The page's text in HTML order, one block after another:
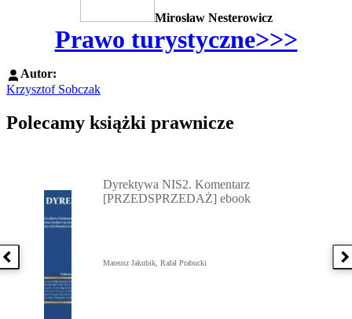
Mirosław Nesterowicz
Prawo turystyczne>>>
Autor:
Krzysztof Sobczak
Polecamy książki prawnicze
Poprzednia książka
Dyrektywa NIS2. Komentarz
[PRZEDSPRZEDAŻ] ebook
Mateusz Jakubik, Rafał Prabucki